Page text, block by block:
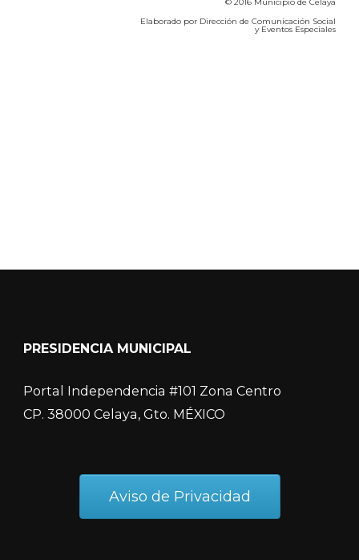
© 2016 Municipio de Celaya
Elaborado por Dirección de Comunicación Social
y Eventos Especiales
PRESIDENCIA MUNICIPAL
Portal Independencia #101 Zona Centro
CP. 38000 Celaya, Gto. MÉXICO
Aviso de Privacidad